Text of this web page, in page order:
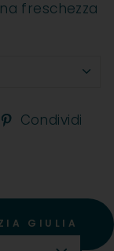
freschezza
Condividi
GIULIA